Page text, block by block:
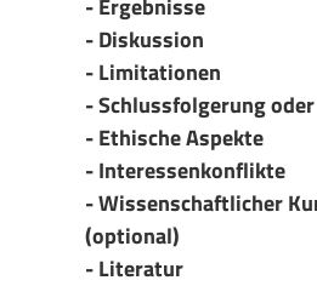
- Ergebnisse
- Diskussion
- Limitationen
- Schlussfolgerung
- Ethische Aspekte
- Interessenkonflikte
- Wissenschaftlicher
(optional)
- Literatur